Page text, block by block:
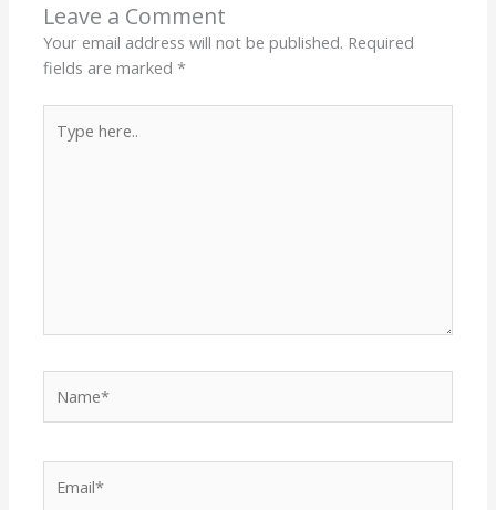
Leave a Comment
Your email address will not be published. Required
fields are marked*
here..